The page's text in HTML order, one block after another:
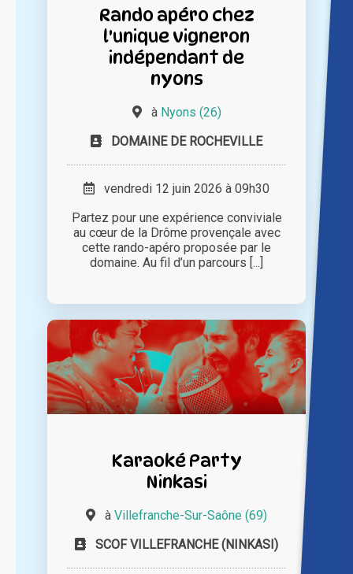
Rando apéro chez
l'unique vigneron
indépendant de
nyons
à Nyons (26)
DOMAINE DE ROCHEVILLE
vendredi 12 juin 2026 à 09h30
Partez pour une expérience conviviale
au cœur de la Drôme provençale avec
cette rando-apéro proposée par le
domaine. Au fil d’un parcours [...]
Karaoké Party
Ninkasi
à Villefranche-Sur-Saône (69)
SCOF VILLEFRANCHE (NINKASI)